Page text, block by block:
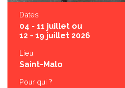
Dates
04 - 11 juillet ou
12 - 19 juillet 2026
Lieu
Saint-Malo
Pour qui ?